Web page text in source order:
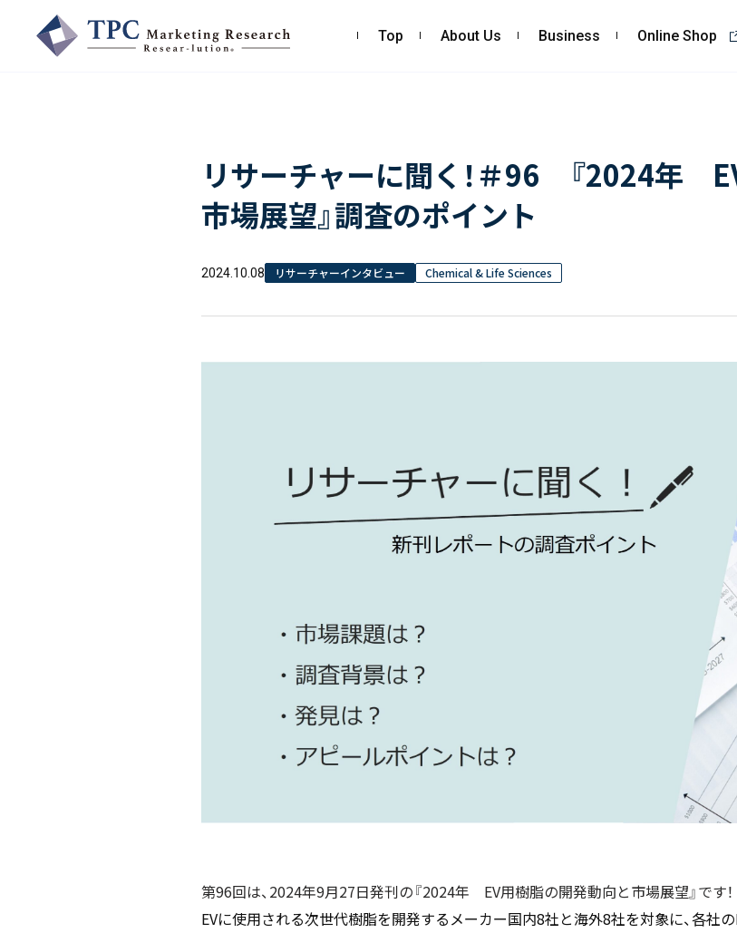
Top About Us Business Online Shop
大阪市西区新町2-4-2 なにわ筋SIAビル［Map
］
TEL 06-6538-5358（代表）
電話で相談する
私たちの強み
会社概要・沿革
CSR
コンサルティング
依頼・受託調査
自主企画調査
Topics
新刊情報
掲載情報
Newsletter
インタビュー
Recruit
- 先輩社員の声
- エントリー一覧
リサーチャーに聞く！＃96 『2024年
市場展望』調査のポイント
2024.10.08 リサーチャーインタビュー Chemical & Life Sciences
第96回は、2024年9月27日発刊の『2024年 EV用樹脂の開発動向と市場展望』です！
EVに使用される次世代樹脂を開発するメーカー国内8社と海外8社を対象に、各社